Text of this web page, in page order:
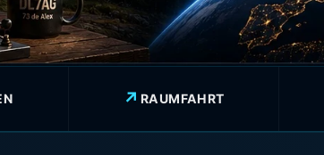
↗ RAUMFAHRT